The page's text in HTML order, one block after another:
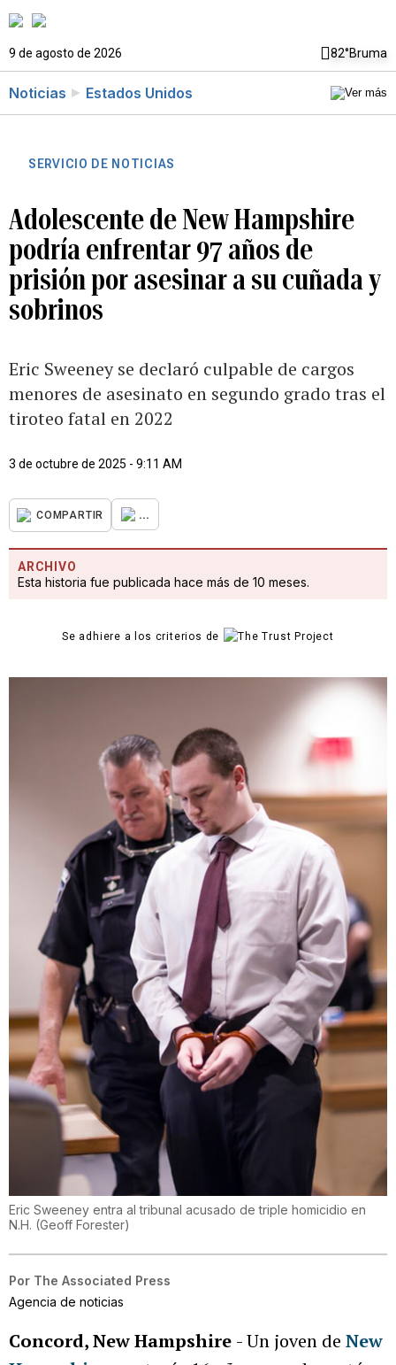
9 de agosto de 2026 82°Bruma
Noticias Estados Unidos
SERVICIO DE NOTICIAS
Adolescente de New Hampshire
podría enfrentar 97 años de
prisión por asesinar a su cuñada y
sobrinos
Eric Sweeney se declaró culpable de cargos
menores de asesinato en segundo grado tras el
tiroteo fatal en 2022
3 de octubre de 2025 - 9:11 AM
COMPARTIR ...
ARCHIVO
Esta historia fue publicada hace más de 10 meses.
Se adhiere a los criterios de
Eric Sweeney entra al tribunal acusado de triple homicidio en
N.H. (Geoff Forester)
Por The Associated Press
Agencia de noticias
Concord, New Hampshire - Un joven de New